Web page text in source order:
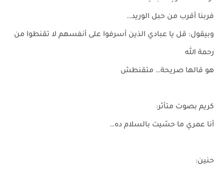
فربنا أقرب من حبل الوريد…
وبيقول: قل يا عبادي الذين أسرفوا على أنفسهم لا تقنطوا من
رحمة الله
هو قالها صريحة… متقنطش
كريم بصوت متأثر:
أنا عمري ما حسّيت بالسلام ده…
حنين: